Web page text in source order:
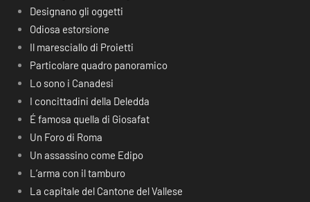
Designano gli oggetti
Odiosa estorsione
Il maresciallo di Proietti
Particolare quadro panoramico
Lo sono i Canadesi
I concittadini della Deledda
É famosa quella di Giosafat
Un Foro di Roma
Un assassino come Edipo
L’arma con il tamburo
La capitale del Cantone del Vallese